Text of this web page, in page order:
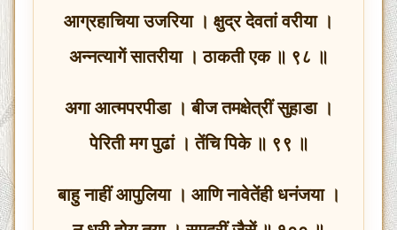
आग्रहाचिया उजरिया । क्षुद्र देवतां वरीया ।
अन्नत्यागें सातरीया । ठाकती एक ॥ ९८ ॥
अगा आत्मपरपीडा । बीज तमक्षेत्रीं सुहाडा ।
पेरिती मग पुढां । तेंचि पिके ॥ ९९ ॥
बाहु नाहीं आपुलिया । आणि नावेतेंही धनंजया ।